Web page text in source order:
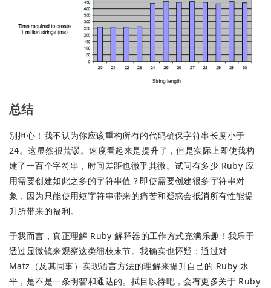
总结
别担心！我不认为你应该重构所有的代码确保字符串长度小于
24。这显然很荒谬。速度看起来是提升了，但是实际上即使我构
建了一百个字符串，时间差距也微乎其微。试问有多少 Ruby 应
用需要创建如此之多的字符串值？即使需要创建很多字符串对
象，因为只能使用短字符串带来的痛苦和疑惑会抵消所有性能提
升所带来的福利。
于我而言，真正理解 Ruby 解释器的工作方式充满乐趣！我乐于
透过显微镜来观察这类细枝末节。我确实也怀疑：通过对
Matz（及其同事）实现语言方法的理解来提升自己的 Ruby 水
平，是不是一条明智和通达的。拭目以待吧，会有更多关于 Ruby